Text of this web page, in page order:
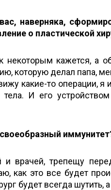
наверняка,
о пластической
кажется, а
которую делал папа,
какие-то операции, я
тела. И его
врачей, трепещу
как это все будет
будет всегда шутить,